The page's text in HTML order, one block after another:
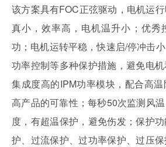
该方案具有FOC正弦驱动，电机运
真小，效率高，电机温升小；优秀
功；电机运转平稳，快速启/停冲击
功率控制等多种保护措施，避免电
集成度高的IPM功率模块，配合高
高产品的可靠性；每秒50次监测风
度，有超温保护，避免伤发；保护
护、过流保护、过功率保护、过压保